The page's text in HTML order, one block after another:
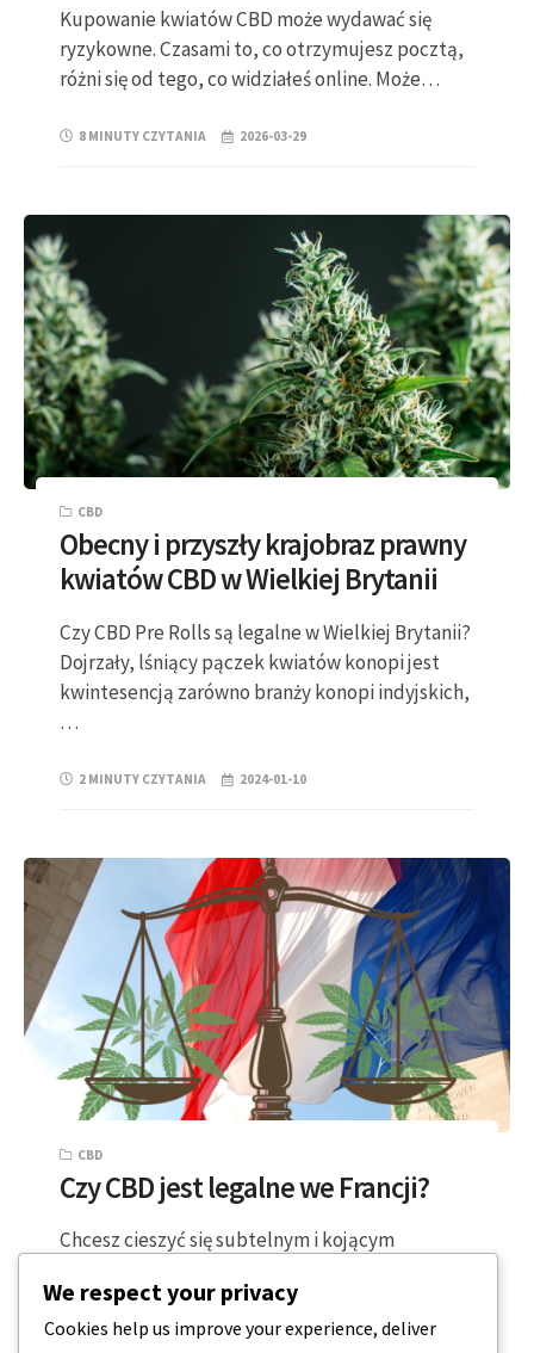
Kupowanie kwiatów CBD może wydawać się
ryzykowne. Czasami to, co otrzymujesz pocztą,
różni się od tego, co widziałeś online. Może…
8 MINUTY CZYTANIA 2026-03-29
CBD
Obecny i przyszły krajobraz prawny
kwiatów CBD w Wielkiej Brytanii
Czy CBD Pre Rolls są legalne w Wielkiej Brytanii?
Dojrzały, lśniący pączek kwiatów konopi jest
kwintesencją zarówno branży konopi indyjskich,
…
2 MINUTY CZYTANIA 2024-01-10
CBD
Czy CBD jest legalne we Francji?
Chcesz cieszyć się subtelnym i kojącym
wsi lub w mieście miłości? Oto wszystko, co…
We respect your privacy
Cookies help us improve your experience, deliver